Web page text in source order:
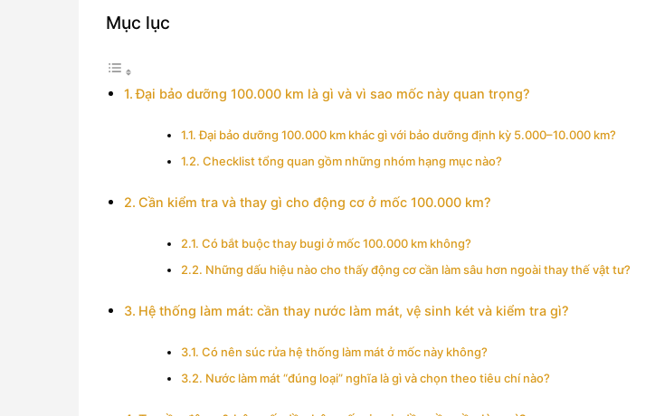
Mục lục
Đại bảo dưỡng 100.000 km là gì và vì sao mốc này quan trọng?
Đại bảo dưỡng 100.000 km khác gì với bảo dưỡng định kỳ 5.000–10.000 km?
Checklist tổng quan gồm những nhóm hạng mục nào?
Cần kiểm tra và thay gì cho động cơ ở mốc 100.000 km?
Có bắt buộc thay bugi ở mốc 100.000 km không?
Những dấu hiệu nào cho thấy động cơ cần làm sâu hơn ngoài thay thế vật tư?
Hệ thống làm mát: cần thay nước làm mát, vệ sinh két và kiểm tra gì?
Có nên súc rửa hệ thống làm mát ở mốc này không?
Nước làm mát “đúng loại” nghĩa là gì và chọn theo tiêu chí nào?